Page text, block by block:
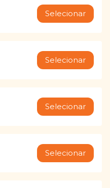
Selecionar
Selecionar
Selecionar
Selecionar